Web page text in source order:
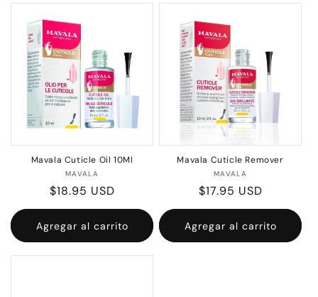
Mavala Cuticle Oil 10Ml
Proveedor:
MAVALA
Precio
habitual
$18.95 USD
Agregar al carrito
Mavala Cuticle Remover
Proveedor:
MAVALA
Precio
habitual
$17.95 USD
Agregar al carrito